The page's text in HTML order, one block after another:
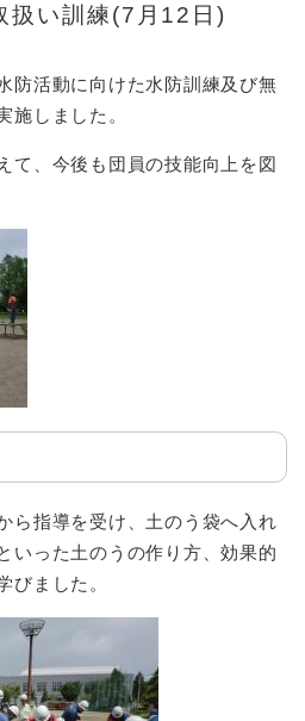
扱い訓練(7月12日)
防活動に向けた水防訓練及び無
施しました。
て、今後も団員の技能向上を図
ら指導を受け、土のう袋へ入れ
いった土のうの作り方、効果的
びました。